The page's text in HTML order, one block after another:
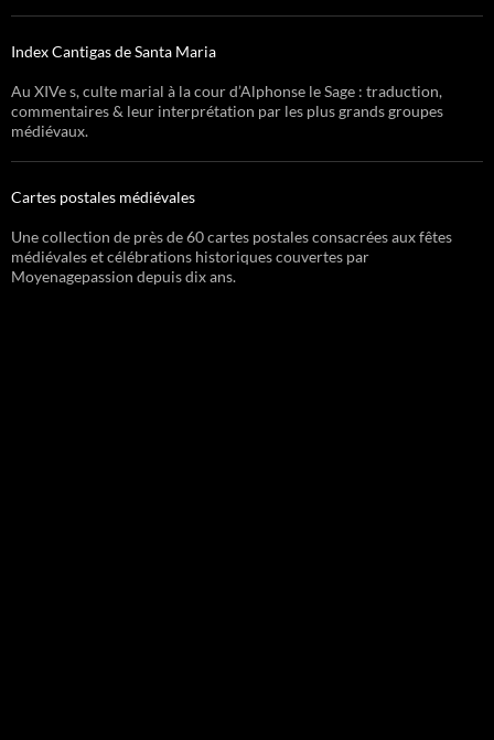
Index Cantigas de Santa Maria
Au XIVe s, culte marial à la cour d’Alphonse le Sage : traduction,
commentaires & leur interprétation par les plus grands groupes
médiévaux.
Cartes postales médiévales
Une collection de près de 60 cartes postales consacrées aux fêtes
médiévales et célébrations historiques couvertes par
Moyenagepassion depuis dix ans.